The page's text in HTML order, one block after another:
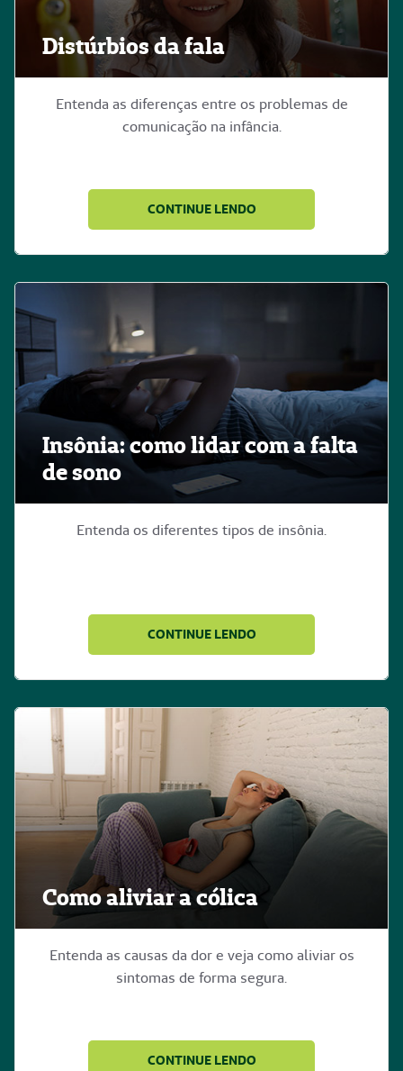
Distúrbios da fala
Entenda as diferenças entre os problemas de
comunicação na infância.
CONTINUE LENDO
Insônia: como lidar com a falta
de sono
Entenda os diferentes tipos de insônia.
CONTINUE LENDO
Como aliviar a cólica
Entenda as causas da dor e veja como aliviar os
sintomas de forma segura.
CONTINUE LENDO